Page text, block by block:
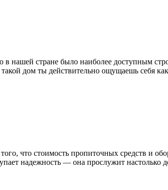
в нашей стране было наиболее доступным
дом ты действительно ощущаешь себя
что стоимость пропиточных средств и
надежность — она прослужит настолько